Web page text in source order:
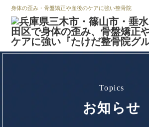
身体の歪み・骨盤矯正や産後のケアに強い整骨院
topics
お知らせ